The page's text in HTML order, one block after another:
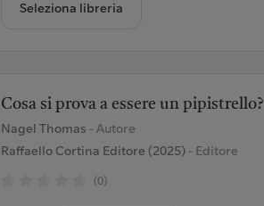
Seleziona libreria
Cosa si prova a essere un pipistrello?
Nagel Thomas - Autore
Raffaello Cortina Editore (2025)- Editore
(0)